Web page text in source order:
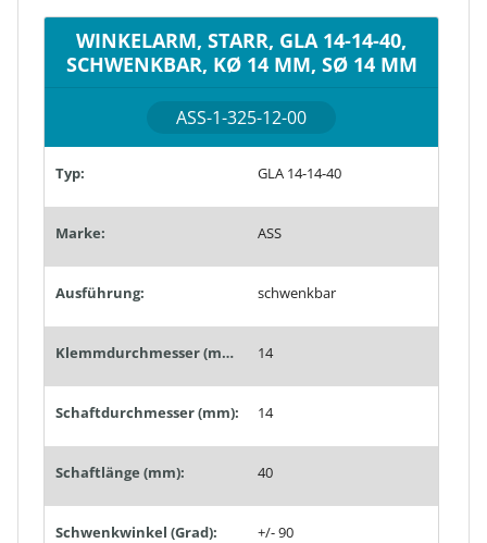
WINKELARM, STARR, GLA 14-14-40,
SCHWENKBAR, KØ 14 MM, SØ 14 MM
ASS-1-325-12-00
Typ: GLA 14-14-40
Marke: ASS
Ausführung: schwenkbar
Klemmdurchmesser (mm): 14
Schaftdurchmesser (mm): 14
Schaftlänge (mm): 40
Schwenkwinkel (Grad): +/- 90